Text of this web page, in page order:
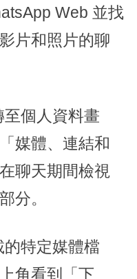
Web 並找
片和照片的聊
個人資料畫
媒體、連結和
聊天期間檢視
分。
特定媒體檔
角看到「下